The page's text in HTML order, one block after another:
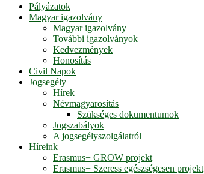
Pályázatok
Magyar igazolvány
Magyar igazolvány
További igazolványok
Kedvezmények
Honosítás
Civil Napok
Jogsegély
Hírek
Névmagyarosítás
Szükséges dokumentumok
Jogszabályok
A jogsegélyszolgálatról
Híreink
Erasmus+ GROW projekt
Erasmus+ Szeress egészségesen projekt